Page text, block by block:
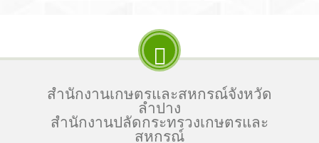
สำนักงานเกษตรและสหกรณ์จังหวัด
ลำปาง
สำนักงานปลัดกระทรวงเกษตรและ
สหกรณ์